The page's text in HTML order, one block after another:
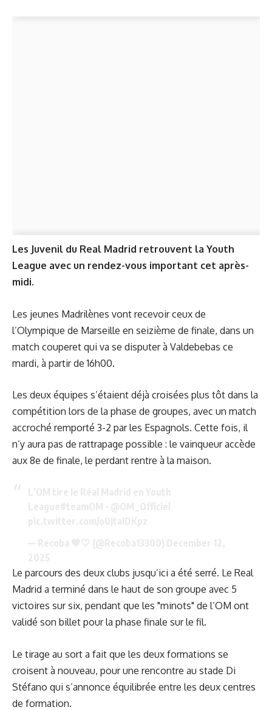
Les Juvenil du Real Madrid retrouvent la Youth
League avec un rendez-vous important cet après-
midi.
Les jeunes Madrilènes vont recevoir ceux de
l’Olympique de Marseille en seizième de finale, dans un
match couperet qui va se disputer à Valdebebas ce
mardi, à partir de 16h00.
Les deux équipes s’étaient déjà croisées plus tôt dans la
compétition lors de la phase de groupes, avec un match
accroché remporté 3-2 par les Espagnols. Cette fois, il
n’y aura pas de rattrapage possible : le vainqueur accède
aux 8e de finale, le perdant rentre à la maison.
Le parcours des deux clubs jusqu’ici a été serré. Le Real
Madrid a terminé dans le haut de son groupe avec 5
victoires sur six, pendant que les "minots" de l’OM ont
validé son billet pour la phase finale sur le fil.
Le tirage au sort a fait que les deux formations se
croisent à nouveau, pour une rencontre au stade Di
Stéfano qui s’annonce équilibrée entre les deux centres
de formation.